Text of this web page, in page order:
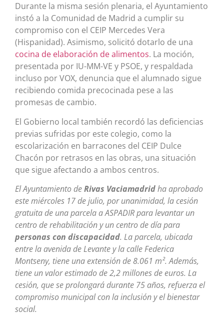
Durante la misma sesión plenaria, el Ayuntamiento
instó a la Comunidad de Madrid a cumplir su
compromiso con el CEIP Mercedes Vera
(Hispanidad). Asimismo, solicitó dotarlo de una
cocina de elaboración de alimentos. La moción,
presentada por IU-MM-VE y PSOE, y respaldada
incluso por VOX, denuncia que el alumnado sigue
recibiendo comida precocinada pese a las
promesas de cambio.
El Gobierno local también recordó las deficiencias
previas sufridas por este colegio, como la
escolarización en barracones del CEIP Dulce
Chacón por retrasos en las obras, una situación
que sigue afectando a ambos centros.
El Ayuntamiento deRivas Vaciamadridha aprobado
este miércoles 17 de julio, por unanimidad, la cesión
gratuita de una parcela a ASPADIR para levantar un
centro de rehabilitación y un centro de día para
personas con discapacidad. La parcela, ubicada
entre la avenida de Levante y la calle Federica
Montseny, tiene una extensión de 8.061 m². Además,
tiene un valor estimado de 2,2 millones de euros. La
cesión, que se prolongará durante 75 años, refuerza el
compromiso municipal con la inclusión y el bienestar
social.